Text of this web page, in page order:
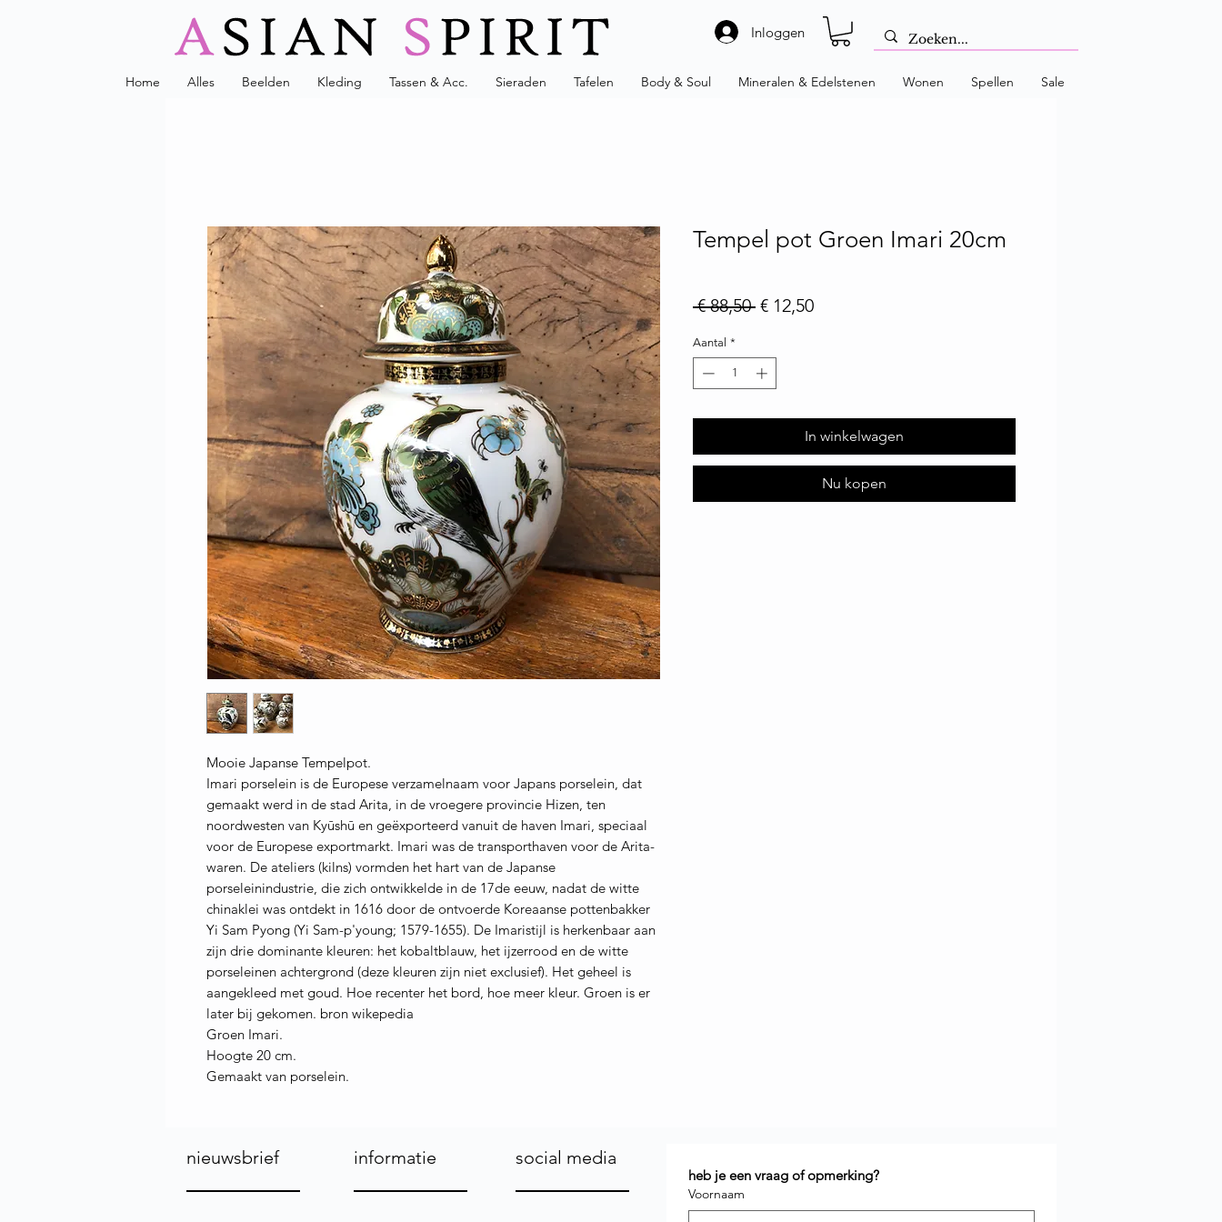
Inloggen
Home Alles Beelden Kleding Tassen & Acc. Sieraden Tafelen Body & Soul Mineralen & Edelstenen Wonen Spellen Sale
Mooie Japanse Tempelpot.
Imari porselein is de Europese verzamelnaam voor Japans porselein, dat
gemaakt werd in de stad Arita, in de vroegere provincie Hizen, ten
noordwesten van Kyūshū en geëxporteerd vanuit de haven Imari, speciaal
voor de Europese exportmarkt. Imari was de transporthaven voor de Arita-
waren. De ateliers (kilns) vormden het hart van de Japanse
porseleinindustrie, die zich ontwikkelde in de 17de eeuw, nadat de witte
chinaklei was ontdekt in 1616 door de ontvoerde Koreaanse pottenbakker
Yi Sam Pyong (Yi Sam-p'young; 1579-1655). De Imaristijl is herkenbaar aan
zijn drie dominante kleuren: het kobaltblauw, het ijzerrood en de witte
porseleinen achtergrond (deze kleuren zijn niet exclusief). Het geheel is
aangekleed met goud. Hoe recenter het bord, hoe meer kleur. Groen is er
later bij gekomen. bron wikepedia
Groen Imari.
Hoogte 20 cm.
Gemaakt van porselein.
Tempel pot Groen Imari 20cm
€ 88,50 Normale prijs
€ 12,50Verkoopprijs
Aantal *
In winkelwagen
Nu kopen
nieuwsbrief informatie social media
heb je een vraag of opmerking?
Voornaam